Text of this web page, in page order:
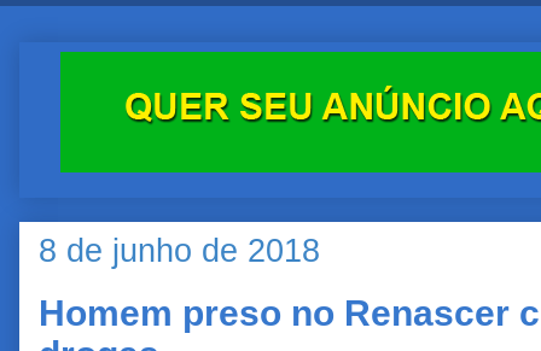
8 de junho de 2018
Homem preso no Renascer